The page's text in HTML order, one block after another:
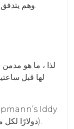
وضع Lovies ، وهم يتدفق مع صفقة في محتال رقبتي.
لذا ، ما هو
لها قبل
Biddy لـ Summertime 2009 (15 دولارًا لكل منهما).